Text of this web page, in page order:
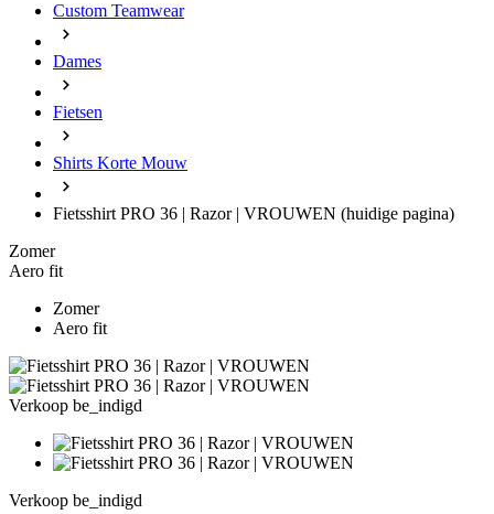
Custom Teamwear
Dames
Fietsen
Shirts Korte Mouw
Fietsshirt PRO 36 | Razor | VROUWEN (huidige pagina)
Zomer
Aero fit
Zomer
Aero fit
Verkoop be_indigd
Verkoop be_indigd